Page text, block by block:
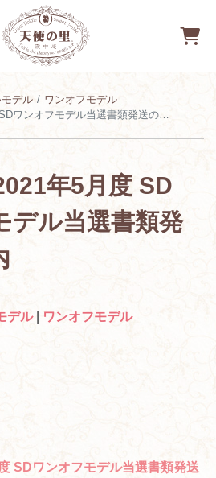
デル
ワンオフモデル
ンオフモデル当選書類発送のご案内
年5月度 SD
デル当選書類発
デル| ワンオフモデル
SDワンオフモデル当選書類発送